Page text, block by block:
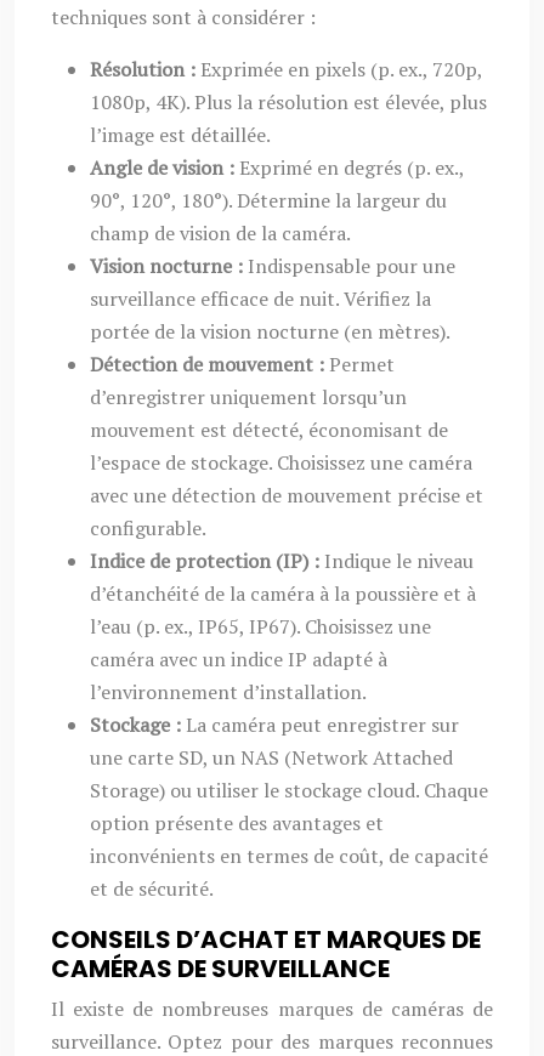
techniques sont à considérer :
Résolution : Exprimée en pixels (p. ex., 720p,
1080p, 4K). Plus la résolution est élevée, plus
l’image est détaillée.
Angle de vision : Exprimé en degrés (p. ex.,
90°, 120°, 180°). Détermine la largeur du
champ de vision de la caméra.
Vision nocturne : Indispensable pour une
surveillance efficace de nuit. Vérifiez la
portée de la vision nocturne (en mètres).
Détection de mouvement : Permet
d’enregistrer uniquement lorsqu’un
mouvement est détecté, économisant de
l’espace de stockage. Choisissez une caméra
avec une détection de mouvement précise et
configurable.
Indice de protection (IP) : Indique le niveau
d’étanchéité de la caméra à la poussière et à
l’eau (p. ex., IP65, IP67). Choisissez une
caméra avec un indice IP adapté à
l’environnement d’installation.
Stockage : La caméra peut enregistrer sur
une carte SD, un NAS (Network Attached
Storage) ou utiliser le stockage cloud. Chaque
option présente des avantages et
inconvénients en termes de coût, de capacité
et de sécurité.
CONSEILS D’ACHAT ET MARQUES DE
CAMÉRAS DE SURVEILLANCE
Il existe de nombreuses marques de caméras de
surveillance. Optez pour des marques reconnues